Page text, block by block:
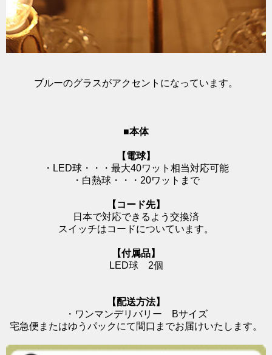
ブルーのグラスがアクセントになっています。
■本体
【電球】
・LED球・・・最大40ワット相当対応可能
・白熱球・・・20ワットまで
【コード先】
日本で対応できるよう交換済
スイッチはコードについています。
【付属品】
LED球 2個
【配送方法】
・ワンマンデリバリー Bサイズ
宅急便またはゆうパックにて間口までお届けいたします。